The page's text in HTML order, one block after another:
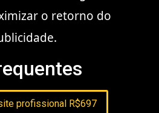
o retorno do
profissional R$697